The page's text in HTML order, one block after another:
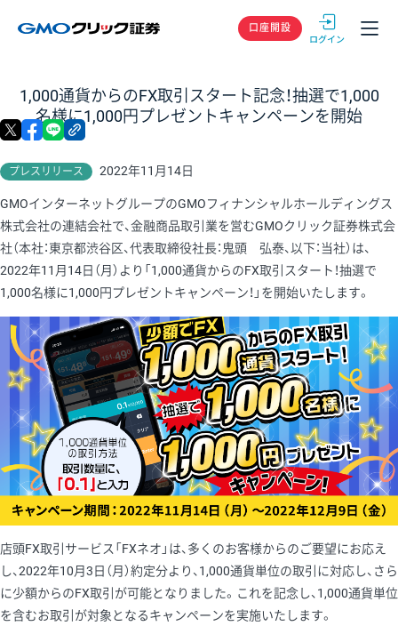
GMOクリック
口座開設
1,000通貨からのFX取引スタート記念！抽選で1,000
名様に1,000円プレゼントキャンペーンを開始
プレスリリース 2022年11月14日
X facebook
LINE
GMOインターネットグループのGMOフィナンシャルホールディングス
株式会社の連結会社で、金融商品取引業を営むGMOクリック証券株式会
社（本社：東京都渋谷区、代表取締役社長：鬼頭 弘泰、以下：当社）は、
2022年11月14日（月）より「1,000通貨からのFX取引スタート！抽選で
1,000名様に1,000円プレゼントキャンペーン！」を開始いたします。
店頭FX取引サービス「FXネオ」は、多くのお客様からのご要望にお応え
し、2022年10月3日（月）約定分より、1,000通貨単位の取引に対応し、さら
に少額からのFX取引が可能となりました。これを記念し、1,000通貨単位
を含むお取引が対象となるキャンペーンを実施いたします。